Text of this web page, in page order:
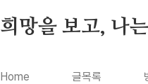
희망을 보고, 나
Home 글목록